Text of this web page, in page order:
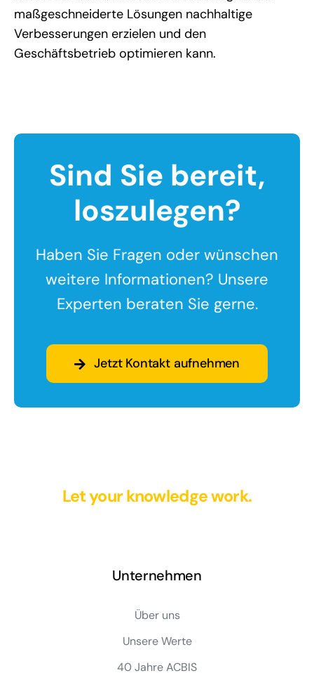
maßgeschneiderte Lösungen nachhaltige
Verbesserungen erzielen und den
Geschäftsbetrieb optimieren kann.
Sind Sie bereit,
loszulegen?
Haben Sie Fragen oder wünschen
weitere Informationen? Unsere
Experten beraten Sie gerne.
Jetzt Kontakt aufnehmen
Let your knowledge work.
Unternehmen
Über uns
Unsere Werte
40 Jahre ACBIS